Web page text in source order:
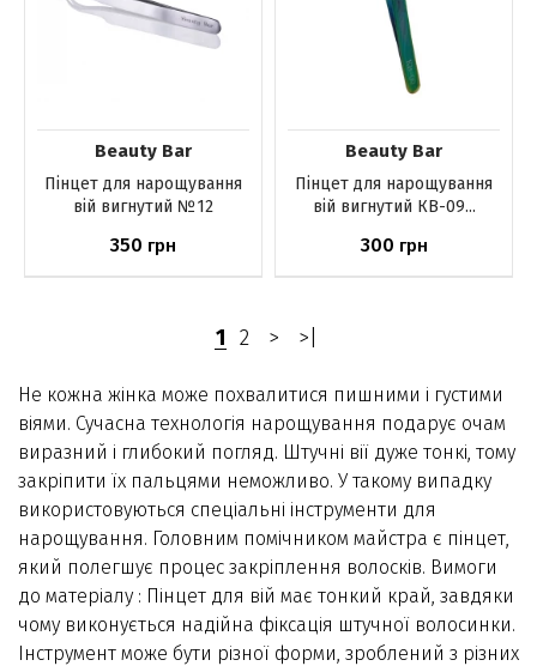
Beauty Bar
Пінцет для нарощування
вій вигнутий №12
350 грн
Beauty Bar
Пінцет для нарощування
вій вигнутий КВ-09...
300 грн
1 2 > >|
Не кожна жінка може похвалитися пишними і густими
віями. Сучасна технологія нарощування подарує очам
виразний і глибокий погляд. Штучні вії дуже тонкі, тому
закріпити їх пальцями неможливо. У такому випадку
використовуються спеціальні інструменти для
нарощування. Головним помічником майстра є пінцет,
який полегшує процес закріплення волосків. Вимоги
до матеріалу : Пінцет для вій має тонкий край, завдяки
чому виконується надійна фіксація штучної волосинки.
Інструмент може бути різної форми, зроблений з різних